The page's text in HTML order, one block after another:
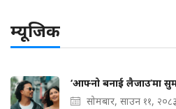
म्यूजिक
‘आफ्नो बनाई लैजाउ’मा
सोमबार, साउन ११, २०८३